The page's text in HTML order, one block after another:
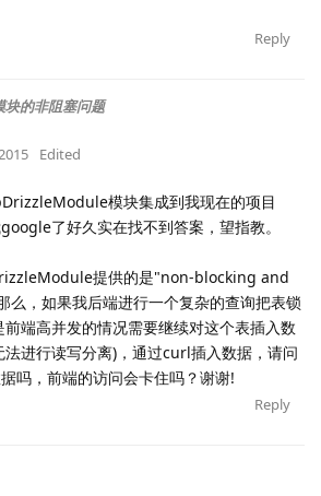
Reply
的非阻塞问题
Edited
模块集成到我现在的项目
了好久实在找不到答案，望指教。
提供的是"non-blocking and
，如果我后端进行一个复杂的查询把表锁
端高并发的情况需要继续对这个表插入数
进行读写分离)，通过curl插入数据，请问
吗，前端的访问会卡住吗？谢谢!
Reply